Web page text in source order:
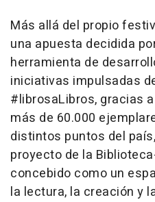
Más allá del propio
una apuesta decidida
herramienta de
iniciativas impulsadas
#librosaLibros, gracias
más de 60.000
distintos puntos del
proyecto de la
concebido como un
la lectura, la creación y